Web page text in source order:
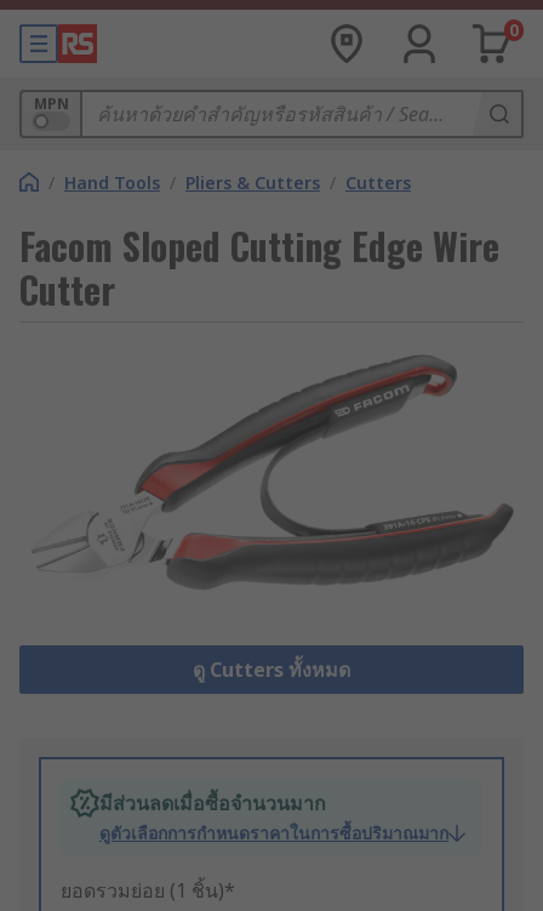
0
MPN
/ Hand Tools / Pliers & Cutters / Cutters
Facom Sloped Cutting Edge Wire
Cutter
ดู Cutters ทั้งหมด
มีส่วนลดเมื่อซื้อจำนวนมาก
ดูตัวเลือกการกำหนดราคาในการซื้อปริมาณมาก
ยอดรวมย่อย (1 ชิ้น)*